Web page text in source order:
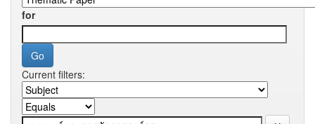
for
Current filters: